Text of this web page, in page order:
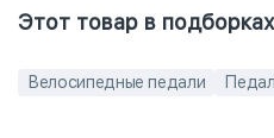
Этот товар в подборках
Велосипедные педали